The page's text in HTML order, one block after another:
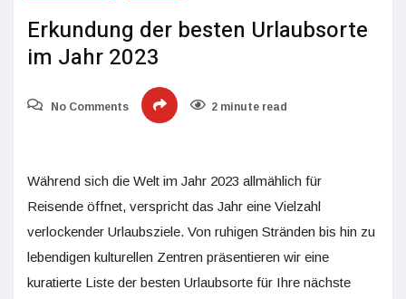
Erkundung der besten Urlaubsorte
im Jahr 2023
No Comments 2 minute read
Während sich die Welt im Jahr 2023 allmählich für
Reisende öffnet, verspricht das Jahr eine Vielzahl
verlockender Urlaubsziele. Von ruhigen Stränden bis hin zu
lebendigen kulturellen Zentren präsentieren wir eine
kuratierte Liste der besten Urlaubsorte für Ihre nächste